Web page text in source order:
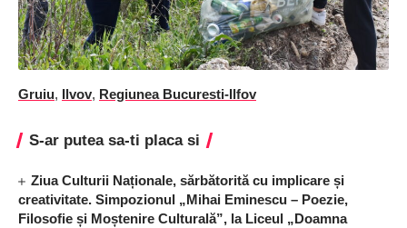
Gruiu, Ilvov, Regiunea Bucuresti-Ilfov
S-ar putea sa-ti placa si
Ziua Culturii Naționale, sărbătorită cu implicare și
creativitate. Simpozionul „Mihai Eminescu – Poezie,
Filosofie și Moștenire Culturală”, la Liceul „Doamna